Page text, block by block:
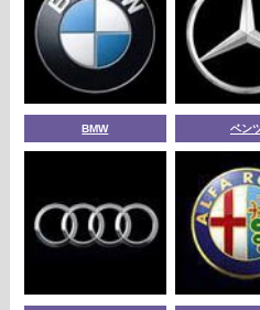
BMW ベン